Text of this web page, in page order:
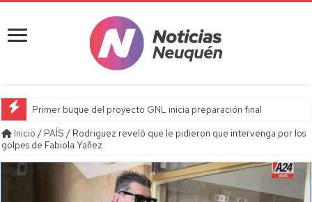
Primer buque del proyecto GNL inicia preparación final
Inicio / PAÍS / Rodriguez reveló que le pidieron que intervenga por los
golpes de Fabiola Yañez